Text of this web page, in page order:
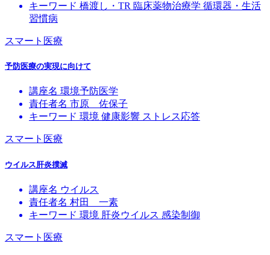
キーワード 橋渡し・TR 臨床薬物治療学 循環器・生活
習慣病
スマート医療
予防医療の実現に向けて
講座名 環境予防医学
責任者名 市原 佐保子
キーワード 環境 健康影響 ストレス応答
スマート医療
ウイルス肝炎撲滅
講座名 ウイルス
責任者名 村田 一素
キーワード 環境 肝炎ウイルス 感染制御
スマート医療